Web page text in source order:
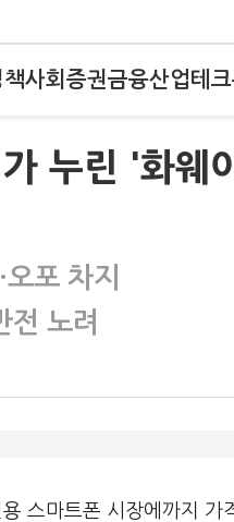
책사회 증권금융산업테크
누린 '화웨
포 차지
노려
스마트폰 시장에까지 가